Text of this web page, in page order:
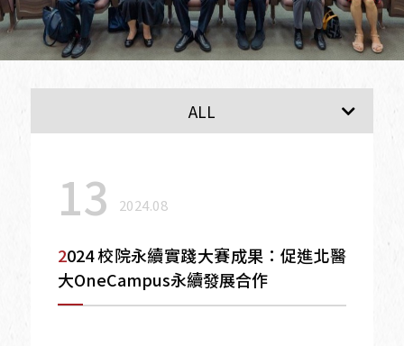
ALL
最新消息
13 2024.08
2024 校院永續實踐大賽成果：促進北醫
大OneCampus永續發展合作